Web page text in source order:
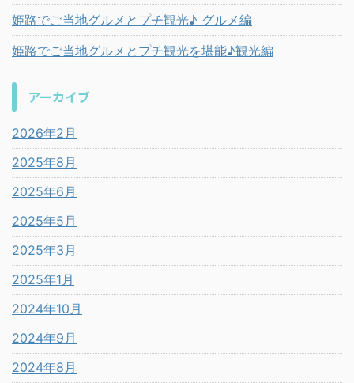
姫路でご当地グルメとプチ観光♪ グルメ編
姫路でご当地グルメとプチ観光を堪能♪観光編
アーカイブ
2026年2月
2025年8月
2025年6月
2025年5月
2025年3月
2025年1月
2024年10月
2024年9月
2024年8月